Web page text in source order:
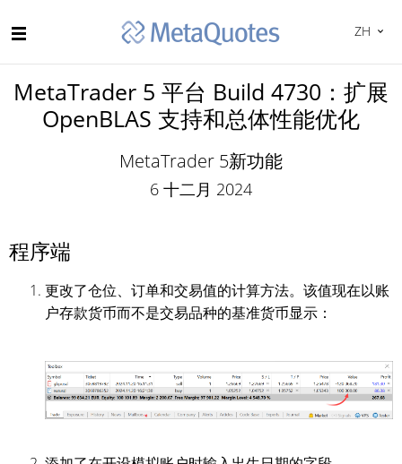
ZH
MetaTrader 5 平台 Build 4730：扩展
OpenBLAS 支持和总体性能优化
MetaTrader 5新功能
6 十二月 2024
程序端
更改了仓位、订单和交易值的计算方法。该值现在以账
户存款货币而不是交易品种的基准货币显示：